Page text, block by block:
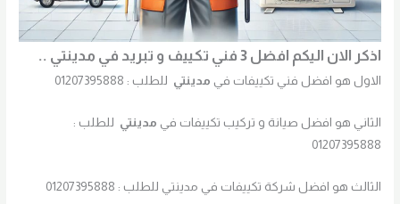
اذكر الان اليكم افضل 3 فني تكييف و تبريد في مدينتي ..
الاول هو افضل فني تكييفات في مدينتي للطلب : 01207395888
الثاني هو افضل صيانة و تركيب تكييفات في مدينتي للطلب :
01207395888
الثالث هو افضل شركة تكييفات في مدينتي للطلب : 01207395888